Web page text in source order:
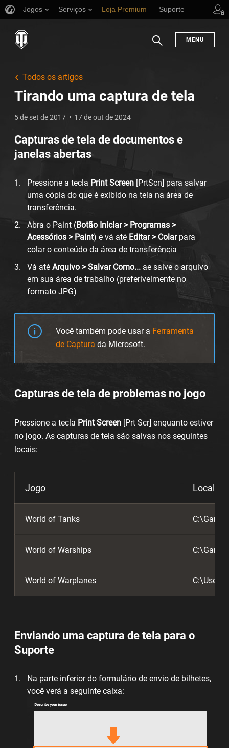
Jogos Serviços Loja Premium Suporte
MENU
Todos os artigos
Tirando uma captura de tela
5 de set de 2017 17 de out de 2024
Capturas de tela de documentos e
janelas abertas
Pressione a tecla Print Screen [PrtScn] para salvar
uma cópia do que é exibido na tela na área de
transferência.
Abra o Paint (Botão Iniciar > Programas >
Acessórios > Paint) e vá até Editar > Colarpara
colar o conteúdo da área de transferência
Vá até Arquivo > Salvar Como... ae salve o arquivo
em sua área de trabalho (preferivelmente no
formato JPG)
Você também pode usar a Ferramenta
de Captura da Microsoft.
Capturas de tela de problemas no jogo
Pressione a tecla Print Screen [Prt Scr] enquanto estiver
no jogo. As capturas de tela são salvas nos seguintes
locais:
Jogo Local
World of Tanks
World of Warships
World of Warplanes
Enviando uma captura de tela para o
Suporte
Na parte inferior do formulário de envio de bilhetes,
você verá a seguinte caixa: